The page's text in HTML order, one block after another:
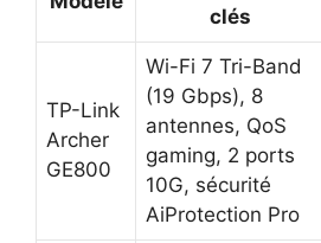
clés
TP-Link
Archer
GE800
Wi-Fi 7 Tri-Band
(19 Gbps), 8
antennes, QoS
gaming, 2 ports
10G, sécurité
AiProtection Pro